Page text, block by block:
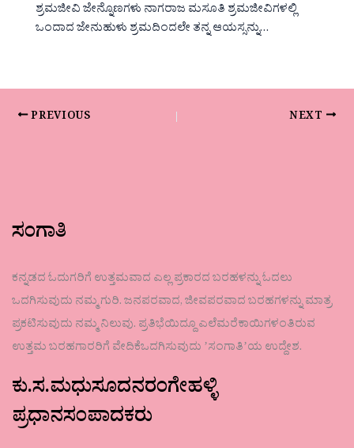
ಶ್ರಮಜೀವಿ ಜೇನ್ನೊಣಗಳು ನಾಗರಾಜ ಮಸೂತಿ ಶ್ರಮಜೀವಿಗಳಲ್ಲಿ
ಒಂದಾದ ಜೇನುಹುಳು ಶ್ರಮದಿಂದಲೇ ತನ್ನ ಆಯಸ್ಸನ್ನು…
PREVIOUS NEXT
ಸಂಗಾತಿ
ಕನ್ನಡದ ಓದುಗರಿಗೆ ಉತ್ತಮವಾದ ಎಲ್ಲ ಪ್ರಕಾರದ ಬರಹಳನ್ನು ಓದಲು
ಒದಗಿಸುವುದು ನಮ್ಮ ಗುರಿ. ಜನಪರವಾದ, ಜೀವಪರವಾದ ಬರಹಗಳನ್ನು ಮಾತ್ರ
ಪ್ರಕಟಿಸುವುದು ನಮ್ಮ ನಿಲುವು. ಪ್ರತಿಭೆಯಿದ್ದೂ ಎಲೆಮರೆಕಾಯಿಗಳಂತಿರುವ
ಉತ್ತಮ ಬರಹಗಾರರಿಗೆ ವೇದಿಕೆಒದಗಿಸುವುದು ʼಸಂಗಾತಿʼಯ ಉದ್ದೇಶ.
ಕು.ಸ.ಮಧುಸೂದನರಂಗೇಹಳ್ಳಿ
ಪ್ರಧಾನಸಂಪಾದಕರು